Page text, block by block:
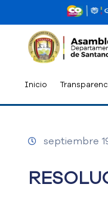
Inicio
septiembre